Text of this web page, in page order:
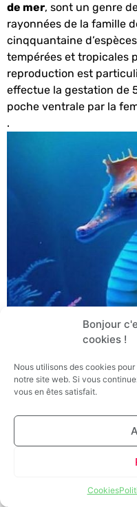
Bonjour
cookies !
Nous utilisons des cookies
notre site web. Si vous
vous en êtes satisfait.
Cookies
de mer, sont un genre
rayonnées de la famille
cinqquantaine
tempérées et tropicales
reproduction est
effectue la gestation de
poche ventrale par la
.